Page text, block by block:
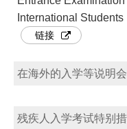
International Students
链接
在海外的入学等说明
残疾人入学考试特别